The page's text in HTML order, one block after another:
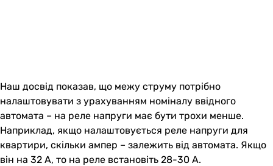
Наш досвід показав, що межу струму потрібно
налаштовувати з урахуванням номіналу ввідного
автомата – на реле напруги має бути трохи менше.
Наприклад, якщо налаштовується реле напруги для
квартири, скільки ампер – залежить від автомата. Якщо
він на 32 А, то на реле встановіть 28-30 А.